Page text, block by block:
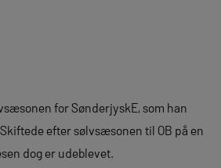
for SønderjyskE, som han
efter sølvsæsonen til OB på en
dog er udeblevet.